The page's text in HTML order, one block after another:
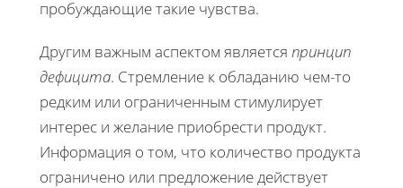
пробуждающие такие чувства.
Другим важным аспектом является принцип
дефицита. Стремление к обладанию чем-то
редким или ограниченным стимулирует
интерес и желание приобрести продукт.
Информация о том, что количество продукта
ограничено или предложение действует